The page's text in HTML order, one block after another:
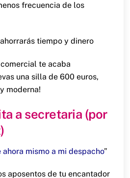
frecuencia de los
tiempo y dinero
te acaba
una silla de 600 euros,
moderna!
a secretaria (por
ahora mismo a mi despacho”
aposentos de tu encantador